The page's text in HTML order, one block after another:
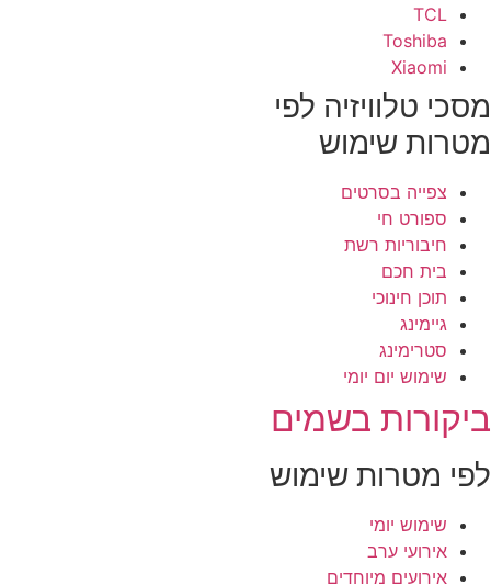
TCL
Toshiba
Xiaomi
טלוויזיה לפי
שימוש
צפייה בסרטים
ספורט חי
חיבוריות רשת
בית חכם
תוכן חינוכי
גיימינג
סטרימינג
שימוש יום יומי
בשמים
מטרות שימוש
שימוש יומי
אירועי ערב
אירועים מיוחדים